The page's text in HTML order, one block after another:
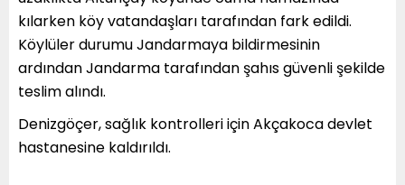
kılarken köy vatandaşları tarafından fark edildi.
Köylüler durumu Jandarmaya bildirmesinin
ardından Jandarma tarafından şahıs güvenli şekilde
teslim alındı.
Denizgöçer, sağlık kontrolleri için Akçakoca devlet
hastanesine kaldırıldı.